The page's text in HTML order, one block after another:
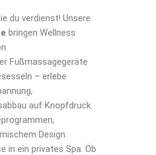
du verdienst! Unsere
bringen Wellness
Fußmassagegeräte
– erlebe
auf Knopfdruck.
Design
in ein privates Spa. Ob